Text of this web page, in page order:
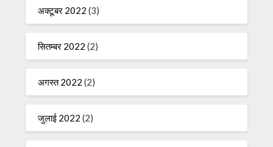
अक्टूबर 2022 (3)
सितम्बर 2022 (2)
अगस्त 2022 (2)
जुलाई 2022 (2)